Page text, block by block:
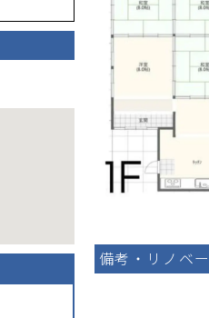
備考・リノベ